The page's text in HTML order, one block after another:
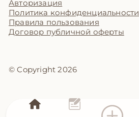
Авторизация
Политика конфиденциальности
Правила пользования
Договор публичной оферты
© Copyright 2026